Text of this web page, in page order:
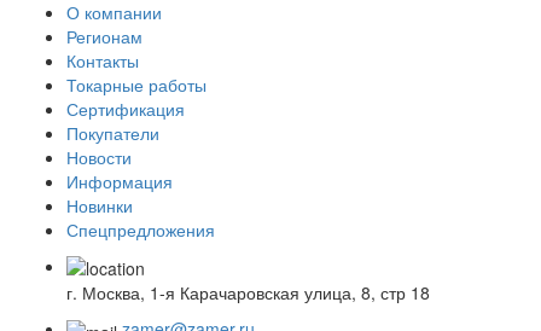
О компании
Регионам
Контакты
Токарные работы
Сертификация
Покупатели
Новости
Информация
Новинки
Спецпредложения
г. Москва, 1-я Карачаровская улица, 8, стр 18